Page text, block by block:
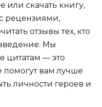
или скачать книгу,
рецензиями,
отзывы тех, кто
Мы
цитатам — это
вам лучше
личности героев и